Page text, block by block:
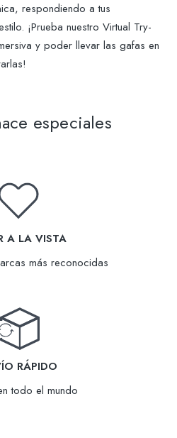
respondiendo a tus
¡Prueba nuestro Virtual Try-
y poder llevar las gafas en
especiales
A LA VISTA
más reconocidas
RÁPIDO
todo el mundo